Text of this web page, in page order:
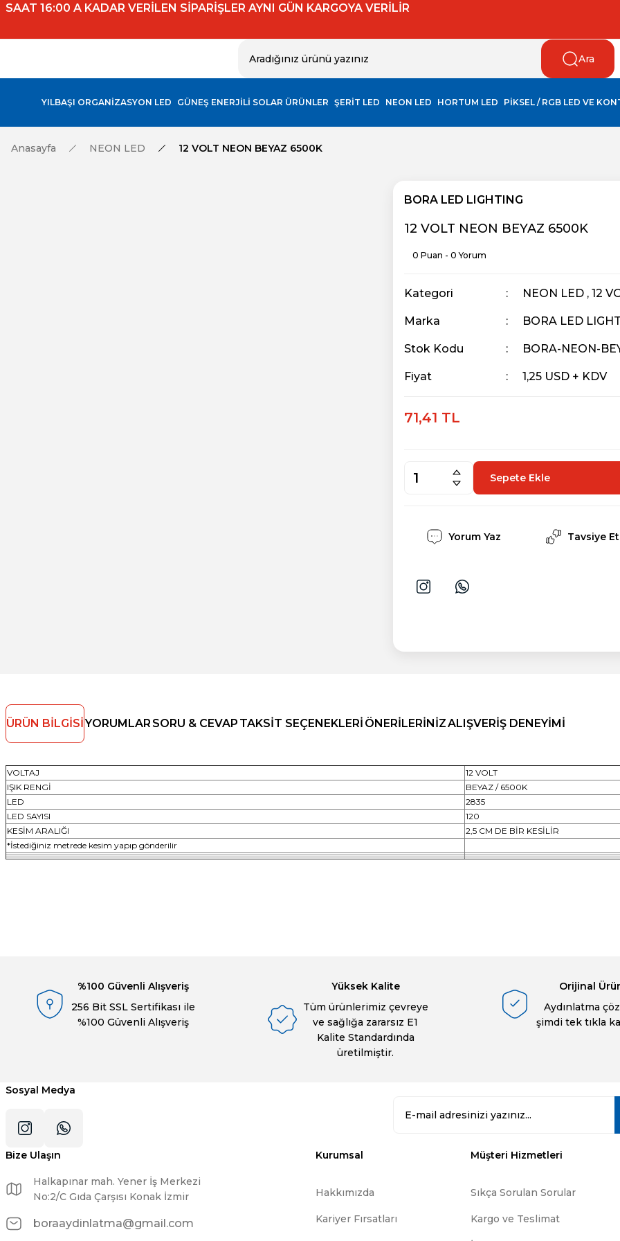
SAAT 16:00 A KADAR VERİLEN SİPARİŞLER AYNI GÜN KARGOYA VERİLİR
Ara
YILBAŞI ORGANİZASYON LED GÜNEŞ ENERJİLİ SOLAR ÜRÜNLER ŞERİT LED NEON LED HORTUM LED PİKSEL / RGB LED VE
Anasayfa NEON LED 12 VOLT NEON BEYAZ 6500K
BORA LED LIGHTING
12 VOLT NEON BEYAZ 6500K
0 Puan - 0 Yorum
Kategori NEON LED ,12
Marka BORA LED
Stok Kodu BORA-NEON-
Fiyat 1,25 USD + KDV
71,41 TL
Sepete Ekle
Yorum Yaz Tavsiye Et
ÜRÜN BILGISIYORUMLAR SORU & CEVAP TAKSIT SEÇENEKLERI ÖNERILERINIZALIŞVERIŞ DENEYIMI
VOLTAJ
12 VOLT
IŞIK RENGİ
BEYAZ / 6500K
LED
2835
LED SAYISI
120
KESİM ARALIĞI
2,5 CM DE BİR KESİLİR
*İstediğiniz metrede kesim yapıp gönderilir
Ürün bilgilerinde hatalar bulunuyor.
Ürün fiyatı diğer sitelerden daha pahalı.
%100 Güvenli Alışveriş
256 Bit SSL Sertifikası ile
%100 Güvenli Alışveriş
Yüksek Kalite
Tüm ürünlerimiz çevreye
ve sağlığa zararsız E1
Kalite Standardında
üretilmiştir.
Orijinal
Aydınlatma
şimdi tek tıkla
Sosyal Medya
Bize Ulaşın
Halkapınar mah. Yener İş Merkezi
No:2/C Gıda Çarşısı Konak İzmir
boraaydinlatma@gmail.com
Kurumsal
Hakkımızda
Kariyer Fırsatları
Müşteri Hizmetleri
Sıkça Sorulan Sorular
Kargo ve Teslimat